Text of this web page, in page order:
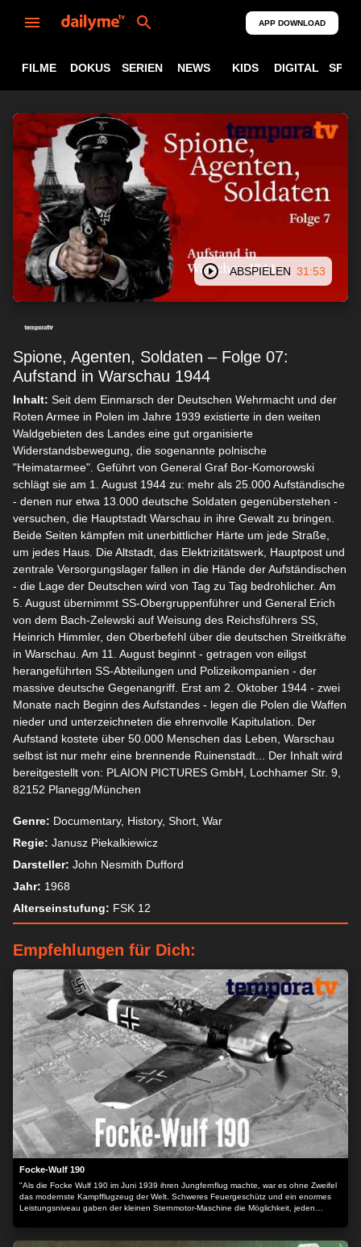
APP DOWNLOAD
FILME DOKUS SERIEN NEWS KIDS DIGITAL
ABSPIELEN 31:53
Spione, Agenten, Soldaten – Folge 07:
Aufstand in Warschau 1944
Inhalt: Seit dem Einmarsch der Deutschen Wehrmacht und der
Roten Armee in Polen im Jahre 1939 existierte in den weiten
Waldgebieten des Landes eine gut organisierte
Widerstandsbewegung, die sogenannte polnische
"Heimatarmee". Geführt von General Graf Bor-Komorowski
schlägt sie am 1. August 1944 zu: mehr als 25.000 Aufständische
- denen nur etwa 13.000 deutsche Soldaten gegenüberstehen -
versuchen, die Hauptstadt Warschau in ihre Gewalt zu bringen.
Beide Seiten kämpfen mit unerbittlicher Härte um jede Straße,
um jedes Haus. Die Altstadt, das Elektrizitätswerk, Hauptpost und
zentrale Versorgungslager fallen in die Hände der Aufständischen
- die Lage der Deutschen wird von Tag zu Tag bedrohlicher. Am
5. August übernimmt SS-Obergruppenführer und General Erich
von dem Bach-Zelewski auf Weisung des Reichsführers SS,
Heinrich Himmler, den Oberbefehl über die deutschen Streitkräfte
in Warschau. Am 11. August beginnt - getragen von eiligst
herangeführten SS-Abteilungen und Polizeikompanien - der
massive deutsche Gegenangriff. Erst am 2. Oktober 1944 - zwei
Monate nach Beginn des Aufstandes - legen die Polen die Waffen
nieder und unterzeichneten die ehrenvolle Kapitulation. Der
Aufstand kostete über 50.000 Menschen das Leben, Warschau
selbst ist nur mehr eine brennende Ruinenstadt... Der Inhalt wird
bereitgestellt von: PLAION PICTURES GmbH, Lochhamer Str. 9,
82152 Planegg/München
Genre: Documentary, History, Short, War
Regie: Janusz Piekalkiewicz
Darsteller: John Nesmith Dufford
Jahr: 1968
Alterseinstufung: FSK 12
Empfehlungen für Dich:
Focke-Wulf 190
"Als die Focke Wulf 190 im Juni 1939 ihren Jungfernflug machte, war es ohne Zweifel
das modernste Kampfflugzeug der Welt. Schweres Feuergeschütz und ein enormes
Leistungsniveau gaben der kleinen Sternmotor-Maschine die Möglichkeit, jeden
kam, war sie sofort erfolgreich: Sie fügte dem Gegner so schwere Verluste zu, dass sie
blad unter dem Namen "Butcher Bird" bekannt wurde. Während der verbleibenden vier